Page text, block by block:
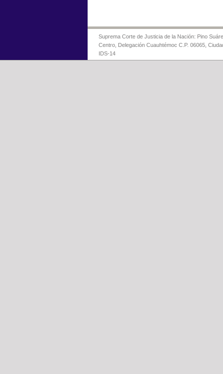
Suprema Corte de Justicia de la Nación: Pino
Centro, Delegación Cuauhtémoc C.P. 06065,
IDS-14